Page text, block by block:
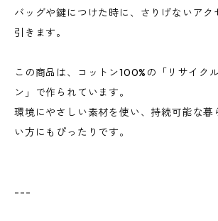
バッグや鍵につけた時に、さりげないアク
引きます。
この商品は、コットン100%の「リサイク
ン」で作られています。
環境にやさしい素材を使い、持続可能な暮
い方にもぴったりです。
---